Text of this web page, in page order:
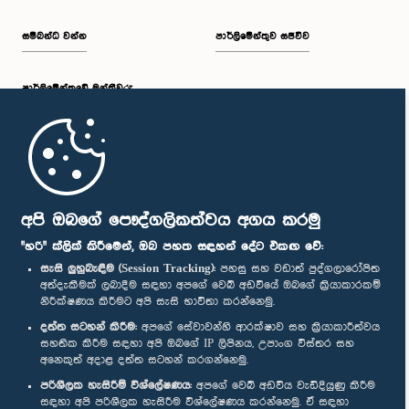
අපි ඔබගේ පෞද්ගලිකත්වය අගය කරමු
"හරි" ක්ලික් කිරීමෙන්, ඔබ පහත සඳහන් දේට එකඟ වේ:
සැසි ලුහුබැඳීම (Session Tracking): පහසු සහ වඩාත් පුද්ගලාරෝපිත
අත්දැකීමක් ලබාදීම සඳහා අපගේ වෙබ් අඩවියේ ඔබගේ ක්‍රියාකාරකම්
නිරීක්ෂණය කිරීමට අපි සැසි භාවිතා කරන්නෙමු.
දත්ත සටහන් කිරීම: අපගේ සේවාවන්හි ආරක්ෂාව සහ ක්‍රියාකාරීත්වය
සහතික කිරීම සඳහා අපි ඔබගේ IP ලිපිනය, උපාංග විස්තර සහ
අනෙකුත් අදාළ දත්ත සටහන් කරගන්නෙමු.
පරිශීලක හැසිරීම් විශ්ලේෂණය: අපගේ වෙබ් අඩවිය වැඩිදියුණු කිරීම
සඳහා අපි පරිශීලක හැසිරීම විශ්ලේෂණය කරන්නෙමු. ඒ සඳහා
සම්බන්ධ වන්න
පාර්ලි‌මේන්තුවේ මන්ත්‍රීවරු
මුල් පිටුව
පාර්ලිමේන්තුව සජීවීව
පාර්ලිමේන්තු ජංගම යෙදුම
අප හා සම්බන්ධ වී සිටින්න :
සම්මාන